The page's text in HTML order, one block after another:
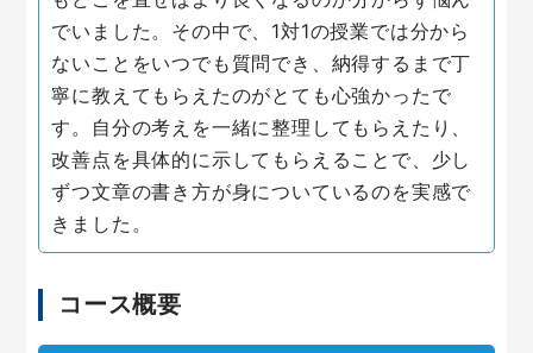
でいました。その中で、1対1の授業では分から
ないことをいつでも質問でき、納得するまで丁
寧に教えてもらえたのがとても心強かったで
す。自分の考えを一緒に整理してもらえたり、
改善点を具体的に示してもらえることで、少し
ずつ文章の書き方が身についているのを実感で
きました。
コース概要